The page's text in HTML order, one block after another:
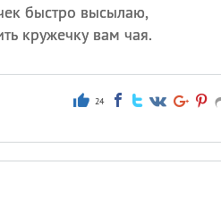
быстро высылаю,
кружечку вам чая.
24